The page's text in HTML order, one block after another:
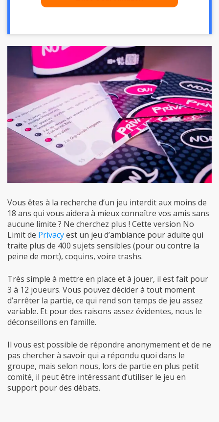
Vous êtes à la recherche d’un jeu interdit aux moins de
18 ans qui vous aidera à mieux connaître vos amis sans
aucune limite ? Ne cherchez plus ! Cette version No
Limit dePrivacyest un jeu d’ambiance pour adulte qui
traite plus de 400 sujets sensibles (pour ou contre la
peine de mort), coquins, voire trashs.
Très simple à mettre en place et à jouer, il est fait pour
3 à 12 joueurs. Vous pouvez décider à tout moment
d’arrêter la partie, ce qui rend son temps de jeu assez
variable. Et pour des raisons assez évidentes, nous le
déconseillons en famille.
Il vous est possible de répondre anonymement et de ne
pas chercher à savoir qui a répondu quoi dans le
groupe, mais selon nous, lors de partie en plus petit
comité, il peut être intéressant d’utiliser le jeu en
support pour des débats.